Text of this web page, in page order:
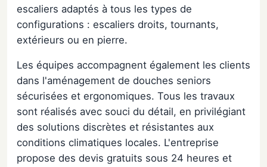
escaliers adaptés à tous les types de
configurations : escaliers droits, tournants,
extérieurs ou en pierre.
Les équipes accompagnent également les clients
dans l'aménagement de douches seniors
sécurisées et ergonomiques. Tous les travaux
sont réalisés avec souci du détail, en privilégiant
des solutions discrètes et résistantes aux
conditions climatiques locales. L'entreprise
propose des devis gratuits sous 24 heures et